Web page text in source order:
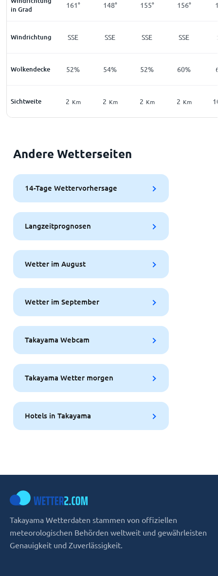
in Grad
161° 148° 155° 156°
Windrichtung SSE SSE SSE SSE
Wolkendecke 52% 54% 52% 60%
Sichtweite 2 Km 2 Km 2 Km 2 Km
Andere Wetterseiten
14-Tage Wettervorhersage
Langzeitprognosen
Wetter im August
Wetter im September
Takayama Webcam
Takayama Wetter morgen
Hotels in Takayama
Takayama Wetterdaten stammen von offiziellen
meteorologischen Behörden weltweit und gewährleisten
Genauigkeit und Zuverlässigkeit.